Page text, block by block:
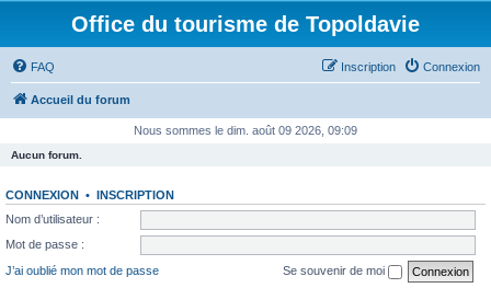
Office du tourisme de Topoldavie
FAQ Connexion
Inscription
Accueil du forum
Nous sommes le dim. août 09 2026, 09:09
Aucun forum.
CONNEXION • INSCRIPTION
Nom d’utilisateur :
Mot de passe :
J’ai oublié mon mot de passe
Se souvenir de moi